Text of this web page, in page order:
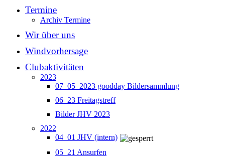
Termine
Archiv Termine
Wir über uns
Windvorhersage
Clubaktivitäten
2023
07_05_2023 goodday Bildersammlung
06_23 Freitagstreff
Bilder JHV 2023
2022
04_01 JHV (intern)
05_21 Ansurfen